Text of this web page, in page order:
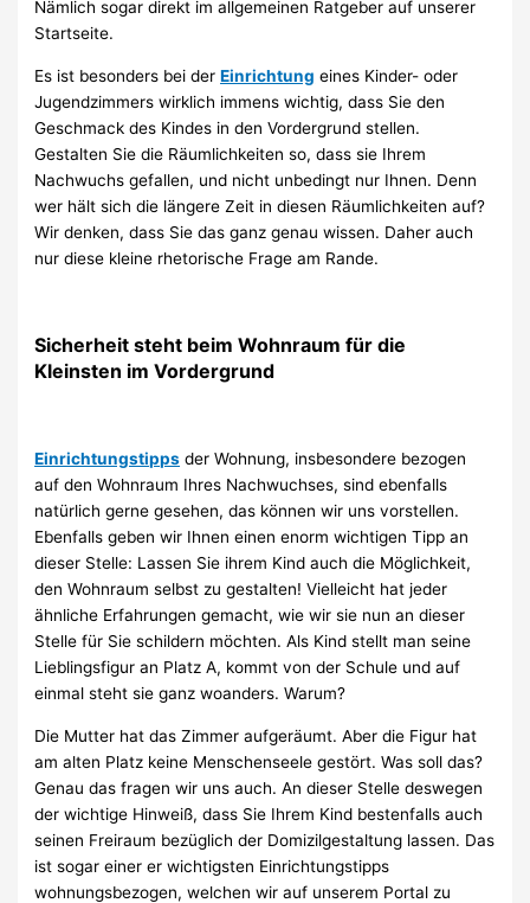
Nämlich sogar direkt im allgemeinen Ratgeber auf unserer
Startseite.
Es ist besonders bei derEinrichtung eines Kinder- oder
Jugendzimmers wirklich immens wichtig, dass Sie den
Geschmack des Kindes in den Vordergrund stellen.
Gestalten Sie die Räumlichkeiten so, dass sie Ihrem
Nachwuchs gefallen, und nicht unbedingt nur Ihnen. Denn
wer hält sich die längere Zeit in diesen Räumlichkeiten auf?
Wir denken, dass Sie das ganz genau wissen. Daher auch
nur diese kleine rhetorische Frage am Rande.
Sicherheit steht beim Wohnraum für die
Kleinsten im Vordergrund
Einrichtungstipps der Wohnung, insbesondere bezogen
auf den Wohnraum Ihres Nachwuchses, sind ebenfalls
natürlich gerne gesehen, das können wir uns vorstellen.
Ebenfalls geben wir Ihnen einen enorm wichtigen Tipp an
dieser Stelle: Lassen Sie ihrem Kind auch die Möglichkeit,
den Wohnraum selbst zu gestalten! Vielleicht hat jeder
ähnliche Erfahrungen gemacht, wie wir sie nun an dieser
Stelle für Sie schildern möchten. Als Kind stellt man seine
Lieblingsfigur an Platz A, kommt von der Schule und auf
einmal steht sie ganz woanders. Warum?
Die Mutter hat das Zimmer aufgeräumt. Aber die Figur hat
am alten Platz keine Menschenseele gestört. Was soll das?
Genau das fragen wir uns auch. An dieser Stelle deswegen
der wichtige Hinweiß, dass Sie Ihrem Kind bestenfalls auch
seinen Freiraum bezüglich der Domizilgestaltung lassen. Das
ist sogar einer er wichtigsten Einrichtungstipps
wohnungsbezogen, welchen wir auf unserem Portal zu